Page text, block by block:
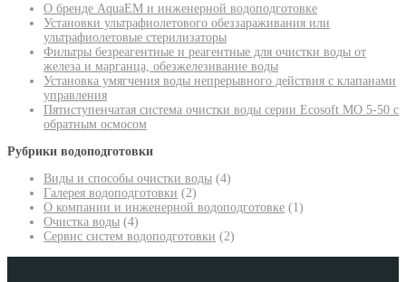
О бренде AquaEM и инженерной водоподготовке
Установки ультрафиолетового обеззараживания или
ультрафиолетовые стерилизаторы
Фильтры безреагентные и реагентные для очистки воды от
железа и марганца, обезжелезивание воды
Установка умягчения воды непрерывного действия с клапанами
управления
Пятиступенчатая система очистки воды серии Ecosoft MO 5-50 с
обратным осмосом
Рубрики водоподготовки
Виды и способы очистки воды (4)
Галерея водоподготовки (2)
О компании и инженерной водоподготовке (1)
Очистка воды (4)
Сервис систем водоподготовки (2)